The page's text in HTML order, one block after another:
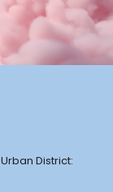
District: